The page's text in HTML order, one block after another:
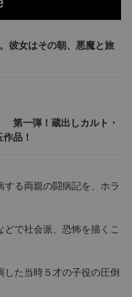
彼女はその朝、悪魔と旅
第一弾！蔵出しカルト・
品！
る両親の闘病記を、ホラ
で社会派、恐怖を描くこ
た当時５才の子役の圧倒